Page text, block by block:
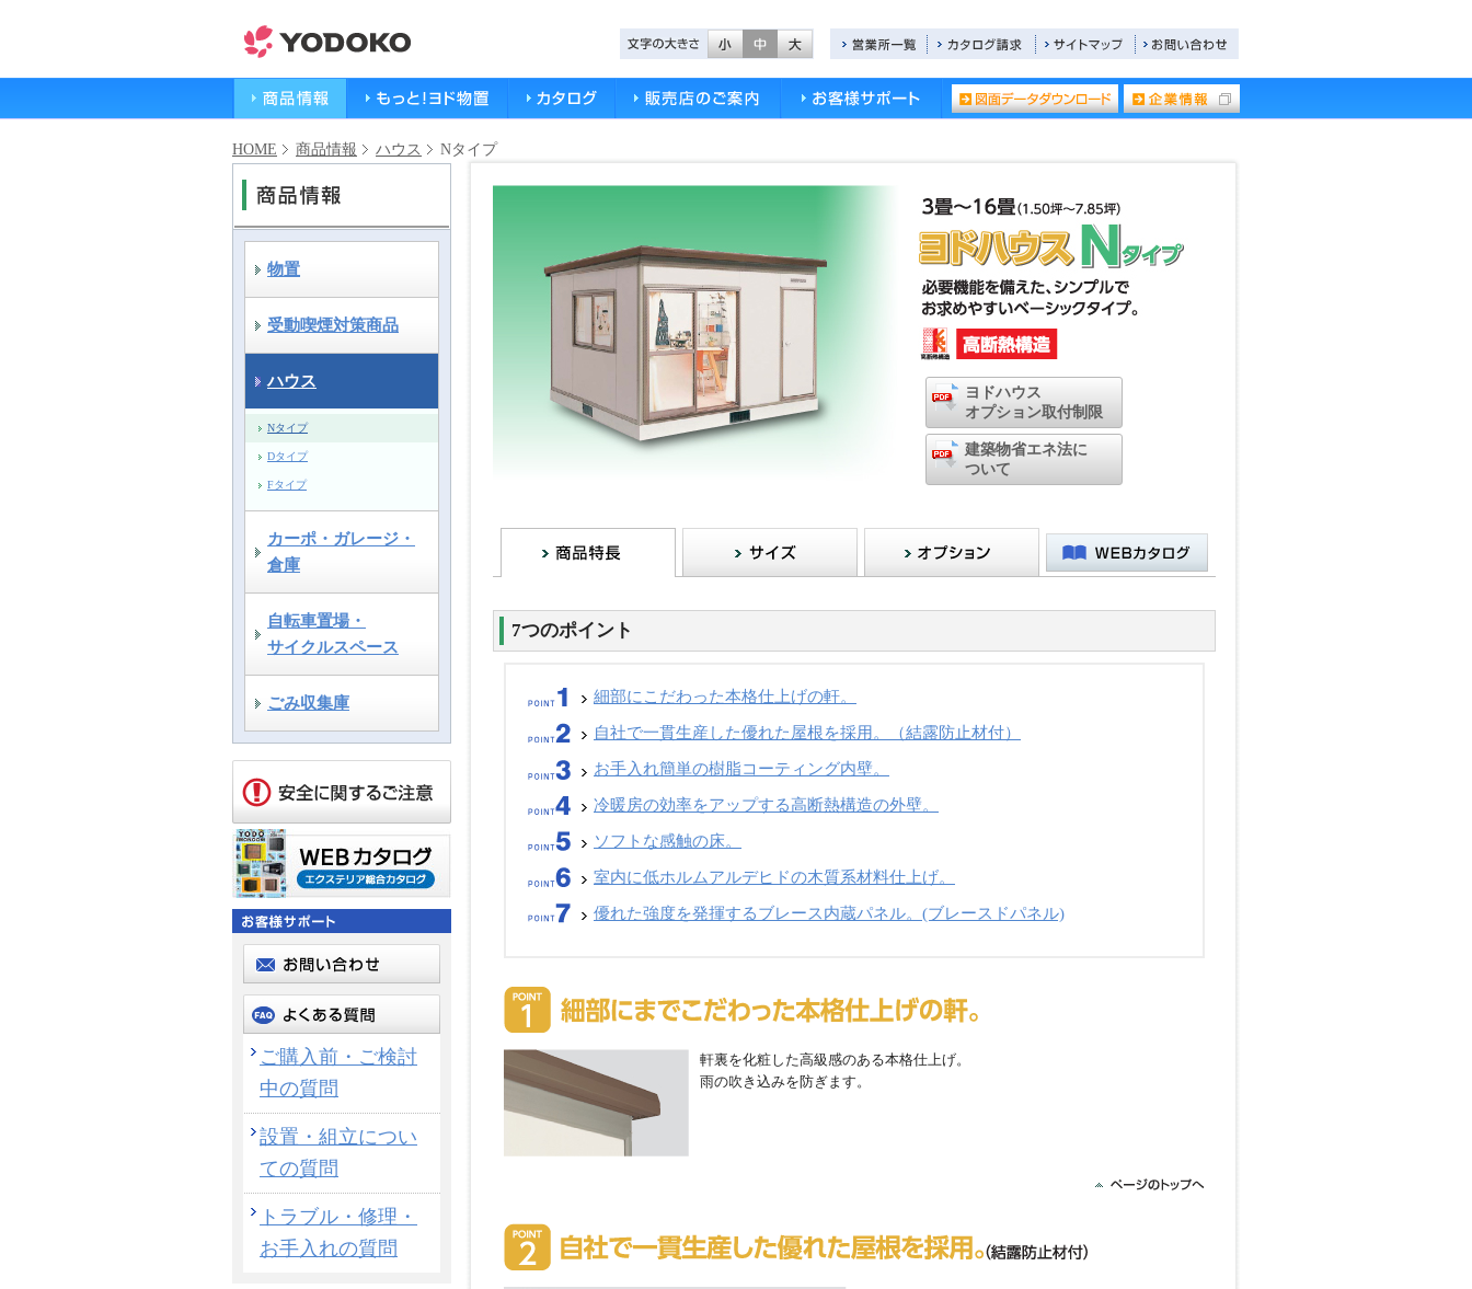
HOME 商品情報 ハウス Nタイプ
ヨドハウス
オプション取付制限
建築物省エネ法に
ついて
7つのポイント
細部にこだわった本格仕上げの軒。
自社で一貫生産した優れた屋根を採用。（結露防止材付）
お手入れ簡単の樹脂コーティング内壁。
冷暖房の効率をアップする高断熱構造の外壁。
ソフトな感触の床。
室内に低ホルムアルデヒドの木質系材料仕上げ。
優れた強度を発揮するブレース内蔵パネル。(ブレースドパネル)
軒裏を化粧した高級感のある本格仕上げ。
雨の吹き込みを防ぎます。
物置
受動喫煙対策商品
ハウス
Nタイプ
Dタイプ
Fタイプ
カーポ・ガレージ・
倉庫
自転車置場・
サイクルスペース
ごみ収集庫
ご購入前・ご検討
中の質問
設置・組立につい
ての質問
トラブル・修理・
お手入れの質問